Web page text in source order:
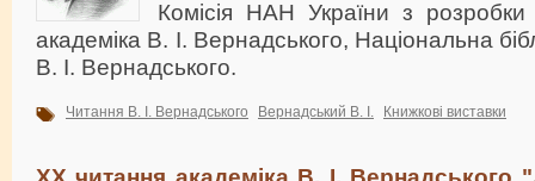
Комісія НАН України з
академіка В. І. Вернадського, Національна
В. І. Вернадського.
Читання В. І. Вернадського Вернадський В. І. Книжкові виставки